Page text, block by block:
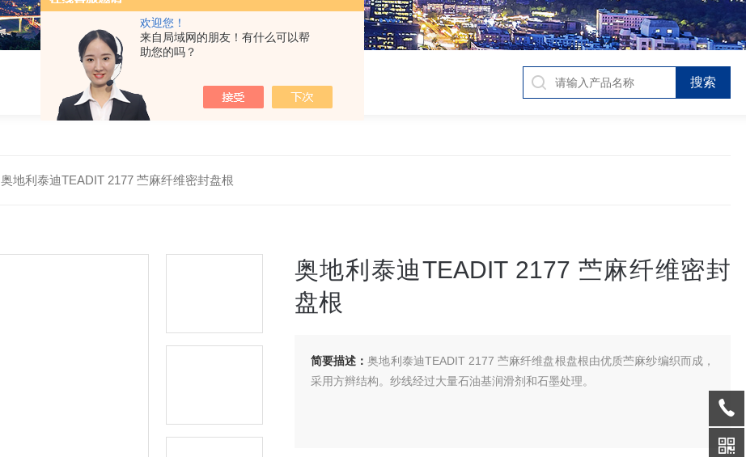
欢迎您！
来自局域网的朋友！有什么可以帮
助您的吗？
奥地利泰迪TEADIT 2177 苎麻纤维密封盘根
奥地利泰迪TEADIT 2177 苎麻纤维密封
盘根
简要描述：奥地利泰迪TEADIT 2177 苎麻纤维盘根盘根由优质苎麻纱编织而成，
采用方辫结构。纱线经过大量石油基润滑剂和石墨处理。